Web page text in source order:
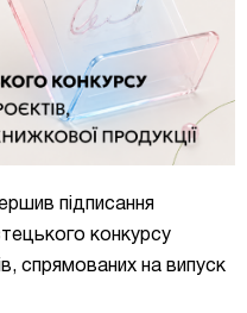
підписання
конкурсу
спрямованих на випуск